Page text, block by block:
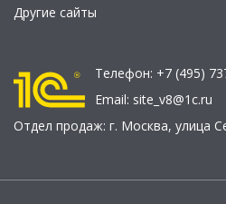
Другие сайты
Телефон: +7 (495)
Email: site_v8@1c.ru
Отдел продаж: г. Москва, улица